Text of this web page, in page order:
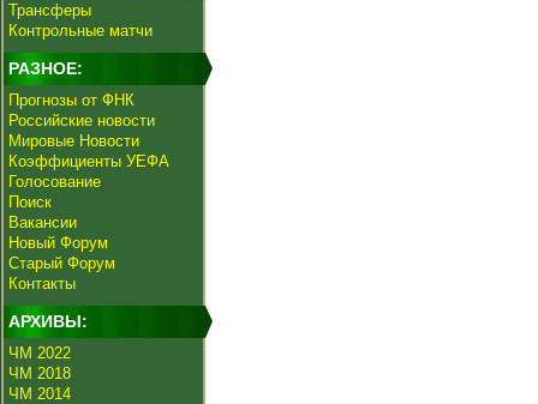
Трансферы
Контрольные матчи
РАЗНОЕ:
Прогнозы от ФНК
Российские новости
Мировые Новости
Коэффициенты УЕФА
Голосование
Поиск
Вакансии
Новый Форум
Старый Форум
Контакты
АРХИВЫ:
ЧМ 2022
ЧМ 2018
ЧМ 2014